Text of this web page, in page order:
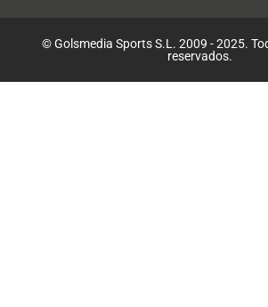
© Golsmedia Sports S.L. 2009 - 2025.
reservados.